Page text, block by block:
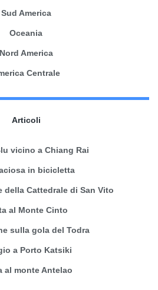
Sud America
Oceania
Nord America
Centrale
Articoli
vicino a Chiang Rai
in bicicletta
della Cattedrale di San Vito
al Monte Cinto
sulla gola del Todra
a Porto Katsiki
al monte Antelao